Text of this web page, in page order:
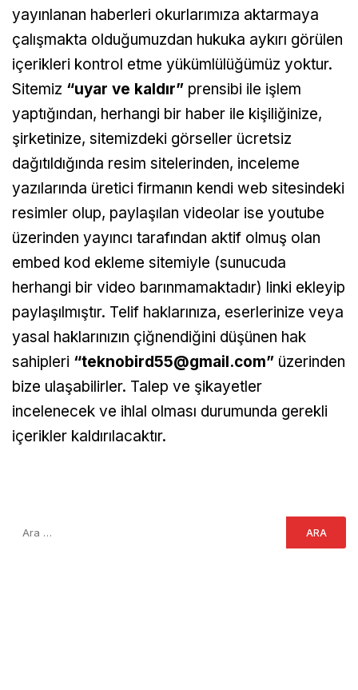
yayınlanan haberleri okurlarımıza aktarmaya
çalışmakta olduğumuzdan hukuka aykırı görülen
içerikleri kontrol etme yükümlülüğümüz yoktur.
Sitemiz “uyar ve kaldır” prensibi ile işlem
yaptığından, herhangi bir haber ile kişiliğinize,
şirketinize, sitemizdeki görseller ücretsiz
dağıtıldığında resim sitelerinden, inceleme
yazılarında üretici firmanın kendi web sitesindeki
resimler olup, paylaşılan videolar ise youtube
üzerinden yayıncı tarafından aktif olmuş olan
embed kod ekleme sitemiyle (sunucuda
herhangi bir video barınmamaktadır) linki ekleyip
paylaşılmıştır. Telif haklarınıza, eserlerinize veya
yasal haklarınızın çiğnendiğini düşünen hak
sahipleri “teknobird55@gmail.com” üzerinden
bize ulaşabilirler. Talep ve şikayetler
incelenecek ve ihlal olması durumunda gerekli
içerikler kaldırılacaktır.